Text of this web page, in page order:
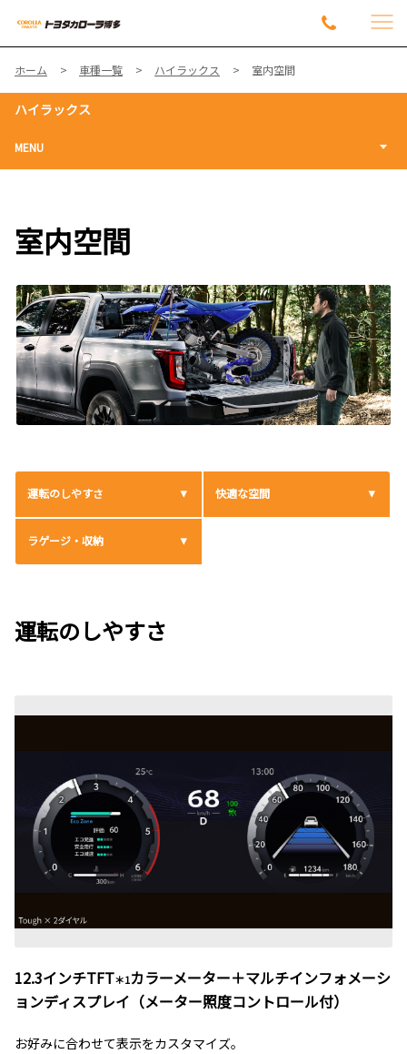
ホーム 車種一覧 ハイラックス 室内空間
ハイラックス
MENU
室内空間
運転のしやすさ 快適な空間
ラゲージ・収納
運転のしやすさ
12.3インチTFT＊1カラーメーター＋マルチインフォメーシ
ョンディスプレイ（メーター照度コントロール付）
お好みに合わせて表示をカスタマイズ。